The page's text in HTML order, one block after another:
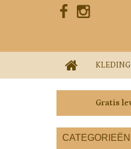
KLEDING
Gratis
CATEGORIEËN